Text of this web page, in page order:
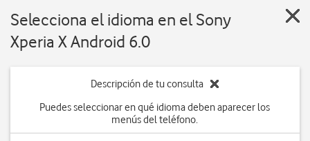
Selecciona el idioma en el Sony
Xperia X Android 6.0
Descripción de tu consulta
Puedes seleccionar en qué idioma deben aparecer los
menús del teléfono.